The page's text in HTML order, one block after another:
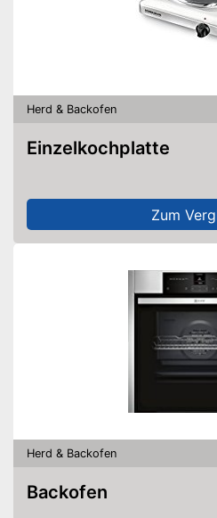
Herd & Backofen
Einzelkochplatte
Zum
Herd & Backofen
Backofen